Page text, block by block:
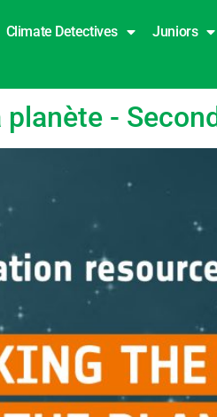
Climate Detectives Juniors
-